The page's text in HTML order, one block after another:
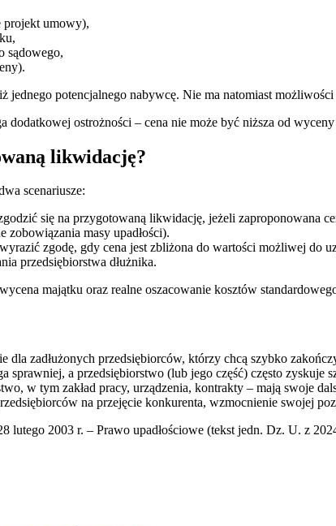
projekt umowy),
sądowego,
potencjalnego nabywcę. Nie ma natomiast
dodatkowej ostrożności – cena nie może być niższa od
likwidację?
scenariusze:
się na przygotowaną likwidację, jeżeli zaproponowana
zobowiązania masy upadłości).
zgodę, gdy cena jest zbliżona do wartości możliwej do
przedsiębiorstwa dłużnika.
majątku oraz realne oszacowanie kosztów
zadłużonych przedsiębiorców, którzy chcą szybko
sprawniej, a przedsiębiorstwo (lub jego część) często
w tym zakład pracy, urządzenia, kontrakty – mają swoje
na przejęcie konkurenta, wzmocnienie swojej
lutego 2003 r. – Prawo upadłościowe (tekst jedn. Dz. U. z